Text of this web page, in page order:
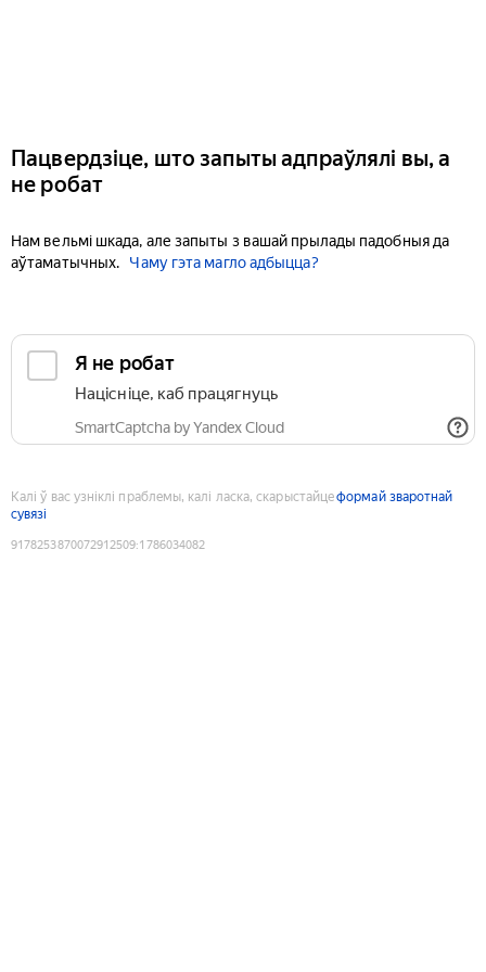
Пацвердзіце, што запыты адпраўлялі вы, а
не робат
Нам вельмі шкада, але запыты з вашай прылады падобныя да
аўтаматычных.
Чаму гэта магло адбыцца?
Я не робат
Націсніце, каб працягнуць
SmartCaptcha by Yandex Cloud
Калі ў вас узніклі праблемы, калі ласка, скарыстайцеформай зваротнай
сувязі
9178253870072912509:1786034082